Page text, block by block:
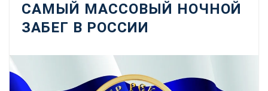
САМЫЙ МАССОВЫЙ НОЧНОЙ
ЗАБЕГ В РОССИИ